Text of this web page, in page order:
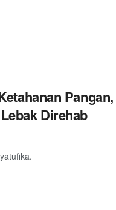
Pangan,
Direhab